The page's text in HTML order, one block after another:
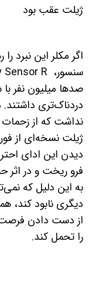
ژیلت عقب بود
اگر مکلر این نبرد
سنسور، Sensor R
صدها میلیون نفر
دردناک‌تری داشتند.
ژیلت نسخه‌ای از
فرو ریخت و در اثر
به این دلیل که
دیگری نابود کند،
از دست دادن فرصت
را تحمل کند.